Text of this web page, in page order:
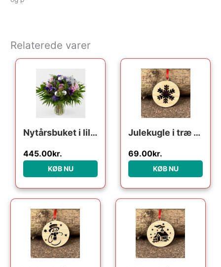
Relaterede varer
Nytårsbuket i lilla – Send blomster med Bloomit
445.00kr.
KØB NU
Julekugle i træ – Snefnug
69.00kr.
KØB NU